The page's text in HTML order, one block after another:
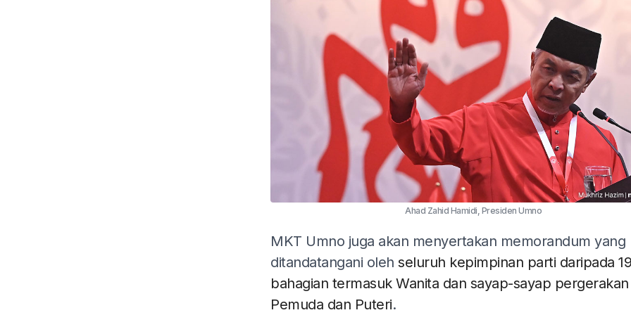
Ahad Zahid Hamidi, Presiden Umno
MKT Umno juga akan menyertakan memorandum yang
ditandatangani oleh seluruh kepimpinan parti daripada
bahagian termasuk Wanita dan sayap-sayap pergerakan
Pemuda dan Puteri.